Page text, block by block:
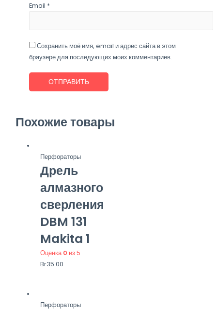
Email *
Сохранить моё имя, email и адрес сайта в этом
браузере для последующих моих комментариев.
Похожие товары
Перфораторы
Дрель
алмазного
сверления
DBM 131
Makita 1
Оценка0 из 5
Br35.00
Перфораторы